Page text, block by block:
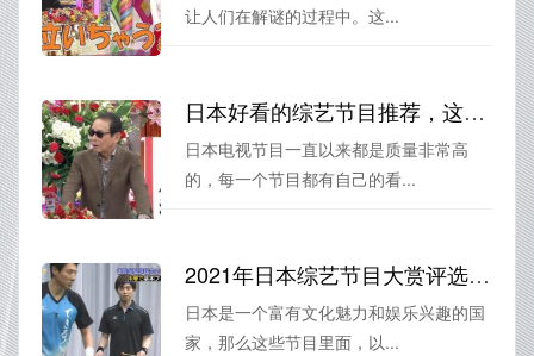
让人们在解谜的过程中。这...
日本好看的综艺节目推荐，这些标配抓耳机不容错过
日本电视节目一直以来都是质量非常高
的，每一个节目都有自己的看...
2021年日本综艺节目大赏评选，这些节目你的最爱上榜了吗？日本有什么综艺节目好看又好看？
日本是一个富有文化魅力和娱乐兴趣的国
家，那么这些节目里面，以...